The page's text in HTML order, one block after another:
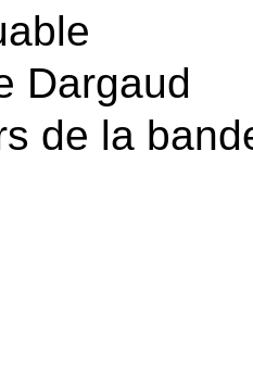
Dargaud
de la